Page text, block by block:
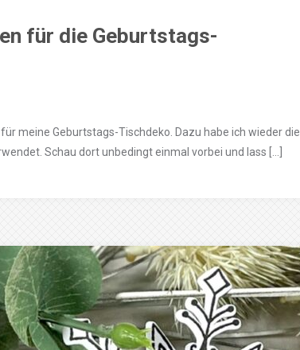
für die Geburtstags-
meine Geburtstags-Tischdeko. Dazu habe ich wieder die
Schau dort unbedingt einmal vorbei und lass […]